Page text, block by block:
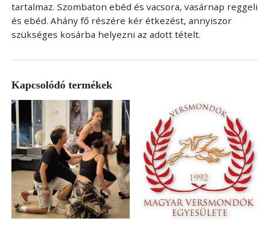
tartalmaz. Szombaton ebéd és vacsora, vasárnap reggeli
és ebéd. Ahány fő részére kér étkezést, annyiszor
szükséges kosárba helyezni az adott tételt.
Kapcsolódó termékek